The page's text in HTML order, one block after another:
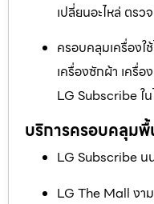
เปลี่ยนอะไหล่ ตรว
ครอบคลุมเครื่องใ
เครื่องซักผ้า เครื่
LG Subscribe ใน
บริการครอบคลุม
LG Subscribe น
LG The Mall งา